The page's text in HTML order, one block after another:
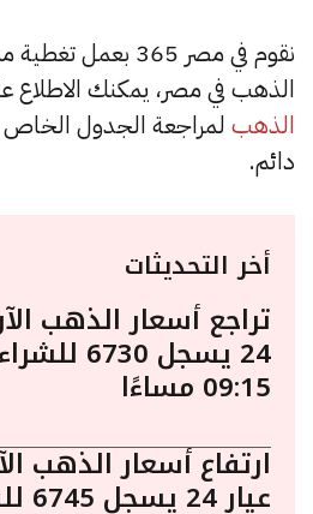
نقوم في مصر 365
الذهب في مصر، يمكنك
الذهب لمراجعة الجدول
دائم.
أخر التحديثات
تراجع أسعار الذهب
24 يسجل
09:15 مساءًا
ارتفاع أسعار الذهب